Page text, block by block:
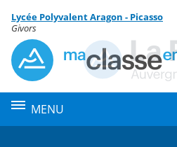
Menu de la rubrique
Contenu
Lycée Polyvalent Aragon - Picasso
Givors
MENU